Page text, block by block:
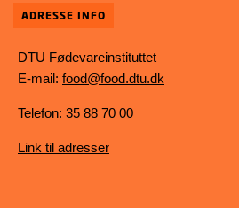
ADRESSE INFO
DTU Fødevareinstituttet
E-mail: food@food.dtu.dk
Telefon: 35 88 70 00
Link til adresser